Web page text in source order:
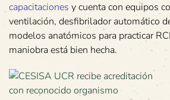
capacitaciones y cuenta con equipos
ventilación, desfibrilador automático
modelos anatómicos para practicar
maniobra está bien hecha.